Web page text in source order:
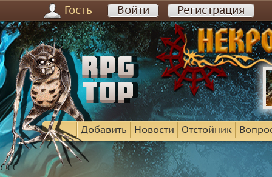
Гость Войти Регистрация
Добавить Новости Отстойник